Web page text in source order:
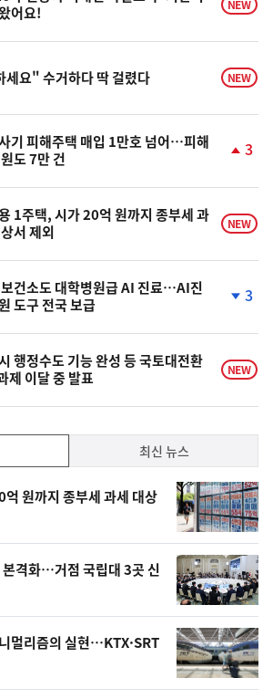
어요!
NEW
세요" 수거하다 딱 걸렸다 NEW
기 피해주택 매입 1만호 넘어…피해
도 7만 건
상
승
3
1주택, 시가 20억 원까지 종부세 과
서 제외
NEW
건소도 대학병원급 AI 진료…AI진
도구 전국 보급
하
락
3
행정수도 기능 완성 등 국토대전환
제 이달 중 발표
NEW
최신 뉴스
원까지 종부세 과세 대상
격화…거점 국립대 3곳 신
멀리즘의 실현…KTX·SRT